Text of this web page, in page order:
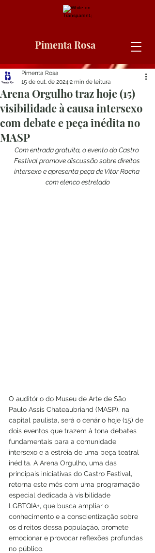
Pimenta Rosa
Arena Orgulho traz hoje (15)
visibilidade à causa intersexo
com debate e peça inédita no
MASP
Pimenta Rosa
15 de out. de 2024 2 min de leitura
Com entrada gratuita, o evento do Castro
Festival promove discussão sobre direitos
intersexo e apresenta peça de Vitor Rocha
com elenco estrelado
O auditório do Museu de Arte de São
Paulo Assis Chateaubriand (MASP), na
capital paulista, será o cenário hoje (15) de
dois eventos que trazem à tona debates
fundamentais para a comunidade
intersexo e a estreia de uma peça teatral
inédita. A Arena Orgulho, uma das
principais iniciativas do Castro Festival,
retorna este mês com uma programação
especial dedicada à visibilidade
LGBTQIA+, que busca ampliar o
conhecimento e a conscientização sobre
os direitos dessa população, promete
emocionar e provocar reflexões profundas
no público.